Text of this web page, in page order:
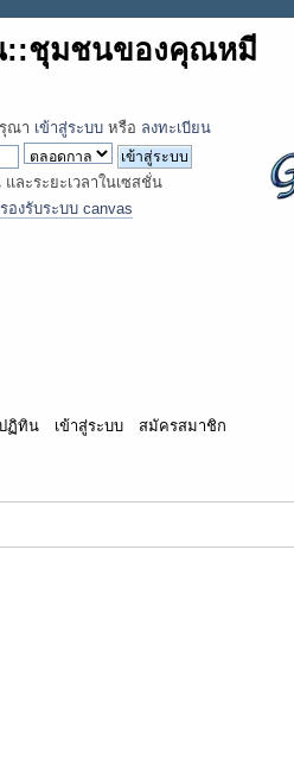
::ชุมชนของคุณหมี
ณา เข้าสู่ระบบ หรือ ลงทะเบียน
ละระยะเวลาในเซสชั่น
องรับระบบ canvas
ฏิทิน เข้าสู่ระบบ สมัครสมาชิก